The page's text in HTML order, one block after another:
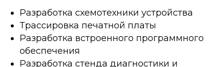
Разработка схемотехники устройства
Трассировка печатной платы
Разработка встроенного программного
обеспечения
Разработка стенда диагностики и